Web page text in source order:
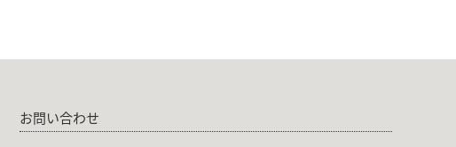
お問い合わせ